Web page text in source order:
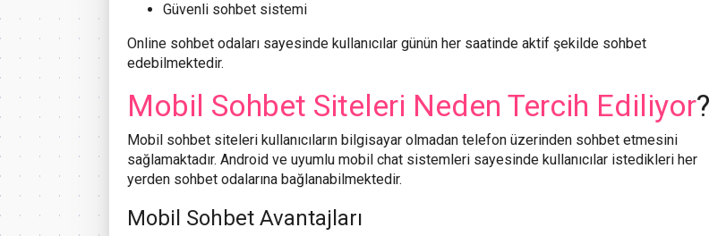
Güvenli sohbet sistemi
Online sohbet odaları sayesinde kullanıcılar günün her saatinde aktif şekilde sohbet
edebilmektedir.
Mobil Sohbet Siteleri Neden Tercih Ediliyor?
Mobil sohbet siteleri kullanıcıların bilgisayar olmadan telefon üzerinden sohbet etmesini
sağlamaktadır. Android ve uyumlu mobil chat sistemleri sayesinde kullanıcılar istedikleri her
yerden sohbet odalarına bağlanabilmektedir.
Mobil Sohbet Avantajları